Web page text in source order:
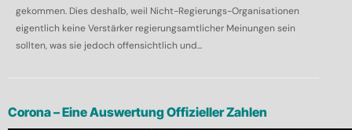
gekommen. Dies deshalb, weil Nicht-Regierungs-Organisationen
eigentlich keine Verstärker regierungsamtlicher Meinungen sein
sollten, was sie jedoch offensichtlich und...
Corona – Eine Auswertung Offizieller Zahlen